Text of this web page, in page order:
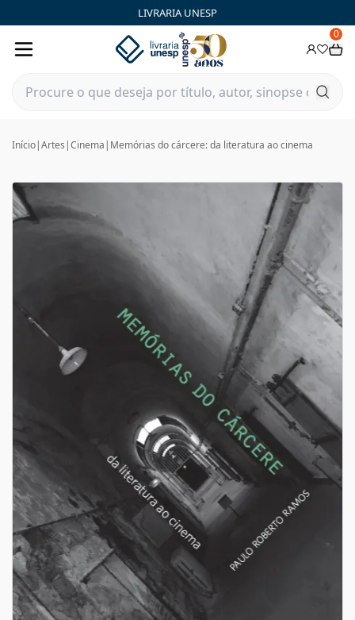
LIVRARIA UNESP
0
Início|Artes |Cinema | Memórias do cárcere: da literatura ao cinema